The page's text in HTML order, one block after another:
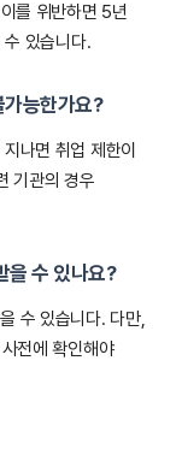
를 위반하면 5년
있습니다.
가능한가요?
나면 취업 제한이
기관의 경우
을 수 있나요?
수 있습니다. 다만,
전에 확인해야